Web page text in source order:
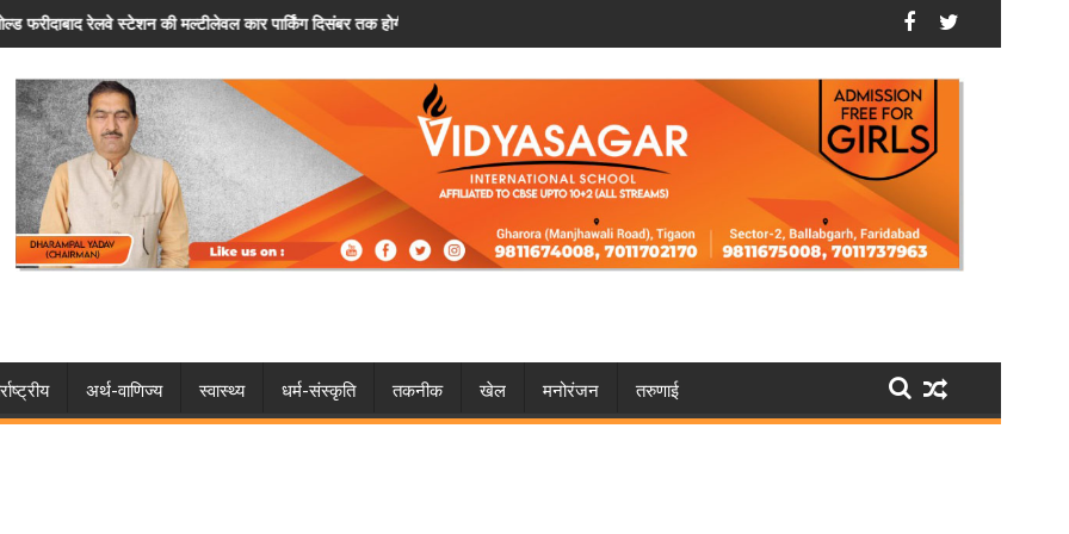
कार पार्किंग दिसंबर तक होगी शुरू फरीदाबाद: पैसों के विवाद ने लिया खतरनाक मोड़, चचेरे भाई के घर में लगा दी आग फरीदाबाद: भूपानी में मौसी की चाकू मारकर हत्या करने वाले को
अर्थ-वाणिज्य स्वास्थ्य धर्म-संस्कृति तकनीक खेल मनोरंजन तरुणाई